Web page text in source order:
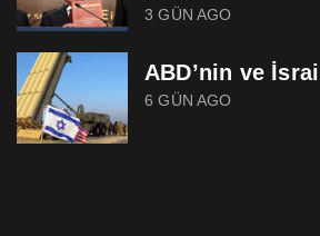
3 GÜN AGO
ABD’nin ve
6 GÜN AGO